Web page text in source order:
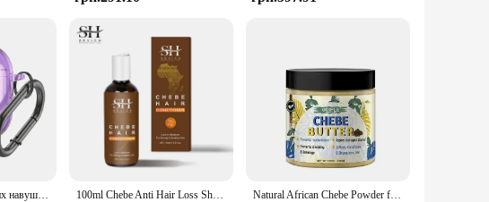
Чохол для бездротових навушників ТПУ, протиударний захисний чохол із карабіном, прозорий чохол проти падіння для Apple Airpods 4 2024 100ml Chebe Anti Hair Loss Shampoo and Conditioner Hair Growth Products Hair Care Prevent Hair Loss Scalp Treatment Sevich Natural African Chebe Powder for Hair Growth Moisturizing Essence Scalp Care Butter Treatment Repair Damaged Anti Loss Oil Serum